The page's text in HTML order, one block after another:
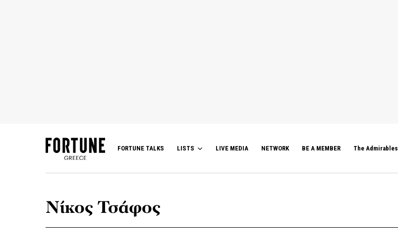
FORTUNE TALKS LISTS LIVE MEDIA NETWORK BE A MEMBER The Admirables
Νίκος Τσάφος